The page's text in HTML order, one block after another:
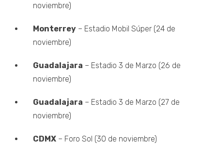
noviembre)
Monterrey – Estadio Mobil Súper (24 de
noviembre)
Guadalajara – Estadio 3 de Marzo (26 de
noviembre)
Guadalajara – Estadio 3 de Marzo (27 de
noviembre)
CDMX – Foro Sol (30 de noviembre)